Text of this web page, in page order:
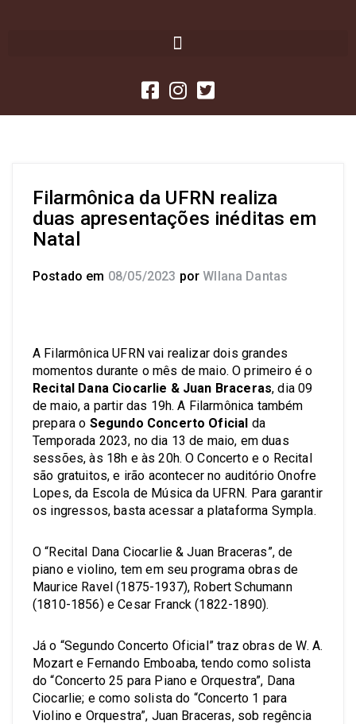
Filarmônica da UFRN realiza
duas apresentações inéditas em
Natal
Postado em 08/05/2023 por Wllana Dantas
A Filarmônica UFRN vai realizar dois grandes
momentos durante o mês de maio. O primeiro é o
Recital Dana Ciocarlie & Juan Braceras, dia 09
de maio, a partir das 19h. A Filarmônica também
prepara o Segundo Concerto Oficial da
Temporada 2023, no dia 13 de maio, em duas
sessões, às 18h e às 20h. O Concerto e o Recital
são gratuitos, e irão acontecer no auditório Onofre
Lopes, da Escola de Música da UFRN. Para garantir
os ingressos, basta acessar a plataforma Sympla.
O “Recital Dana Ciocarlie & Juan Braceras”, de
piano e violino, tem em seu programa obras de
Maurice Ravel (1875-1937), Robert Schumann
(1810-1856) e Cesar Franck (1822-1890).
Já o “Segundo Concerto Oficial” traz obras de W. A.
Mozart e Fernando Emboaba, tendo como solista
do “Concerto 25 para Piano e Orquestra”, Dana
Ciocarlie; e como solista do “Concerto 1 para
Violino e Orquestra”, Juan Braceras, sob regência